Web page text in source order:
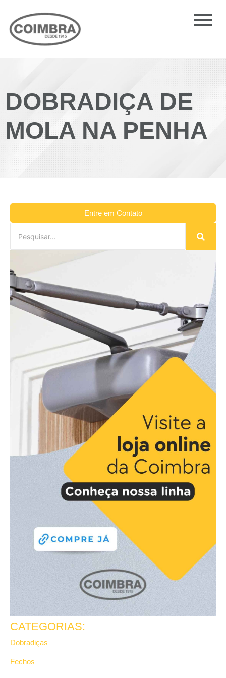
DOBRADIÇA DE
MOLA NA PENHA
Entre em Contato
CATEGORIAS:
Dobradiças
Fechos